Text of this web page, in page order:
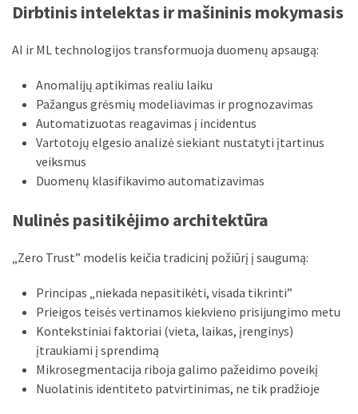
Dirbtinis intelektas ir mašininis mokymasis
AI ir ML technologijos transformuoja duomenų apsaugą:
Anomalijų aptikimas realiu laiku
Pažangus grėsmių modeliavimas ir prognozavimas
Automatizuotas reagavimas į incidentus
Vartotojų elgesio analizė siekiant nustatyti įtartinus
veiksmus
Duomenų klasifikavimo automatizavimas
Nulinės pasitikėjimo architektūra
„Zero Trust” modelis keičia tradicinį požiūrį į saugumą:
Principas „niekada nepasitikėti, visada tikrinti”
Prieigos teisės vertinamos kiekvieno prisijungimo metu
Kontekstiniai faktoriai (vieta, laikas, įrenginys)
įtraukiami į sprendimą
Mikrosegmentacija riboja galimo pažeidimo poveikį
Nuolatinis identiteto patvirtinimas, ne tik pradžioje